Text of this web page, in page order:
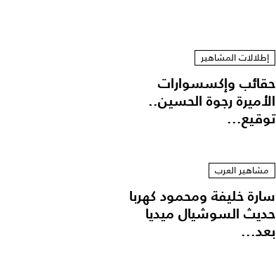
إطلالات المشاهير
حقائب وإكسسوارات
الأميرة رجوة الحسين..
توقيع...
مشاهير العرب
سارة خليفة ومحمود كهربا
حديث السوشيال ميديا
بعد...